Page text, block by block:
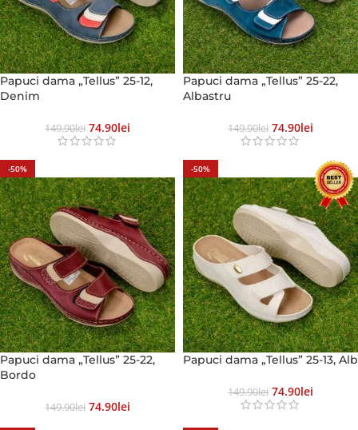
Papuci dama „Tellus” 25-12,
Denim
149.90Lei 74.90Lei
Papuci dama „Tellus” 25-22,
Albastru
149.90Lei 74.90Lei
-50%
Papuci dama „Tellus” 25-22,
Bordo
149.90Lei 74.90Lei
-50%
Papuci dama „Tellus” 25-13, Alb
149.90Lei 74.90Lei